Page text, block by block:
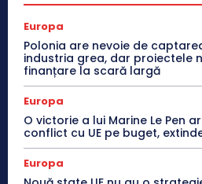
Europa
Polonia are nevoie de
industria grea, dar proiectele
finanțare la scară largă
Europa
O victorie a lui Marine Le Pen
conflict cu UE pe buget,
Europa